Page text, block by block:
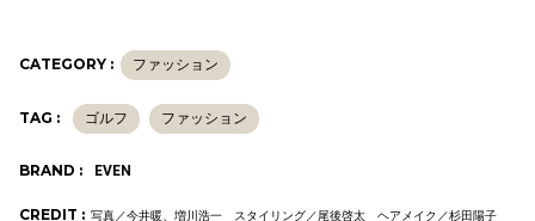
CATEGORY : ファッション
TAG : ゴルフ ファッション
BRAND : EVEN
CREDIT : 写真／今井暖、増川浩一 スタイリング／尾後啓太 ヘアメイク／杉田陽子